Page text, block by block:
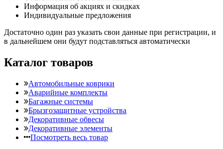
Информация об акциях и скидках
Индивидуальные предложения
Достаточно один раз указать свои данные при регистрации, и
в дальнейшем они будут подставляться автоматически
Каталог товаров
Автомобильные коврики
Аварийные комплекты
Багажные системы
Брызгозащитные устройства
Декоративные обвесы
Декоративные элементы
Посмотреть весь товар